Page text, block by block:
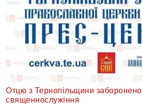
Отцю з Тернопільщини заборонено
священнослужіння